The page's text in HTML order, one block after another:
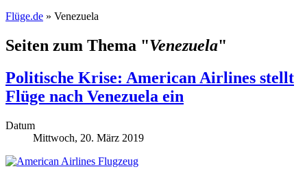
Flüge.de » Venezuela
Seiten zum Thema "Venezuela"
Politische Krise: American Airlines stellt
Flüge nach Venezuela ein
Datum
Mittwoch, 20. März 2019